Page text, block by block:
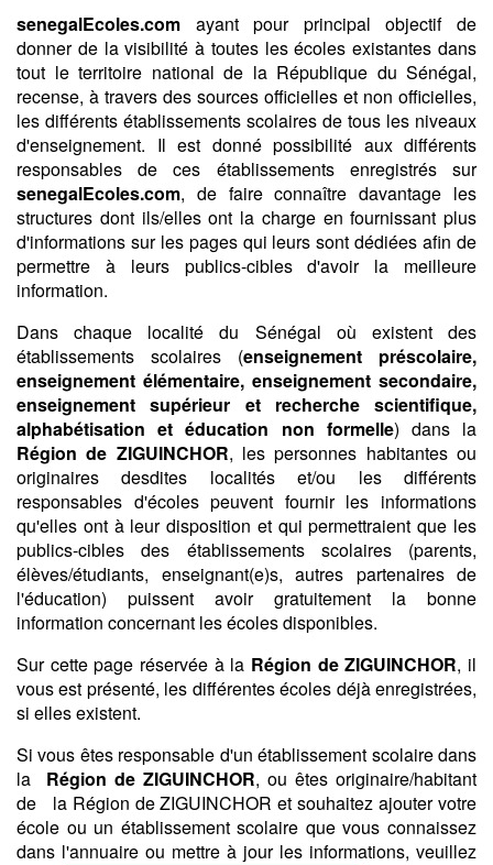
senegalEcoles.com ayant pour principal objectif de
donner de la visibilité à toutes les écoles existantes dans
tout le territoire national de la République du Sénégal,
recense, à travers des sources officielles et non officielles,
les différents établissements scolaires de tous les niveaux
d'enseignement. Il est donné possibilité aux différents
responsables de ces établissements enregistrés sur
senegalEcoles.com, de faire connaître davantage les
structures dont ils/elles ont la charge en fournissant plus
d'informations sur les pages qui leurs sont dédiées afin de
permettre à leurs publics-cibles d'avoir la meilleure
information.
Dans chaque localité du Sénégal où existent des
établissements scolaires (enseignement préscolaire,
enseignement élémentaire, enseignement secondaire,
enseignement supérieur et recherche scientifique,
alphabétisation et éducation non formelle) dans la
Région de ZIGUINCHOR, les personnes habitantes ou
originaires desdites localités et/ou les différents
responsables d'écoles peuvent fournir les informations
qu'elles ont à leur disposition et qui permettraient que les
publics-cibles des établissements scolaires (parents,
élèves/étudiants, enseignant(e)s, autres partenaires de
l'éducation) puissent avoir gratuitement la bonne
information concernant les écoles disponibles.
Sur cette page réservée à la Région de ZIGUINCHOR, il
vous est présenté, les différentes écoles déjà enregistrées,
si elles existent.
Si vous êtes responsable d'un établissement scolaire dans
la Région de ZIGUINCHOR, ou êtes originaire/habitant
de la Région de ZIGUINCHOR et souhaitez ajouter votre
école ou un établissement scolaire que vous connaissez
dans l'annuaire ou mettre à jour les informations, veuillez